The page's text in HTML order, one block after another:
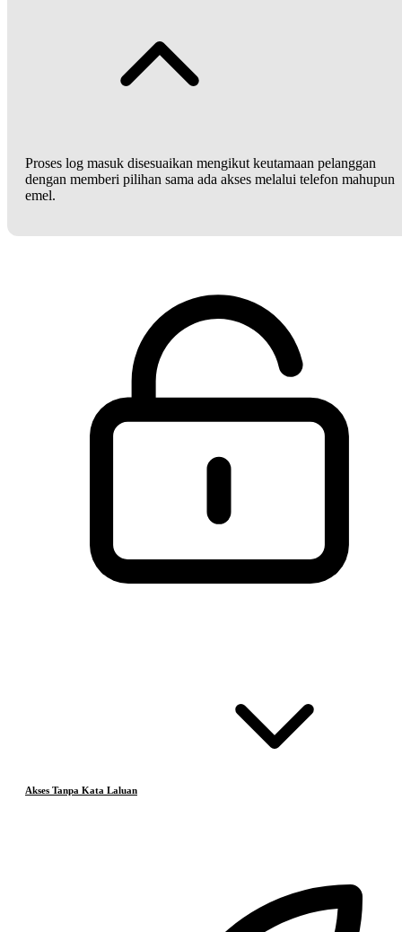
Proses log masuk disesuaikan mengikut keutamaan pelanggan
dengan memberi pilihan sama ada akses melalui telefon mahupun
emel.
Akses Tanpa Kata Laluan